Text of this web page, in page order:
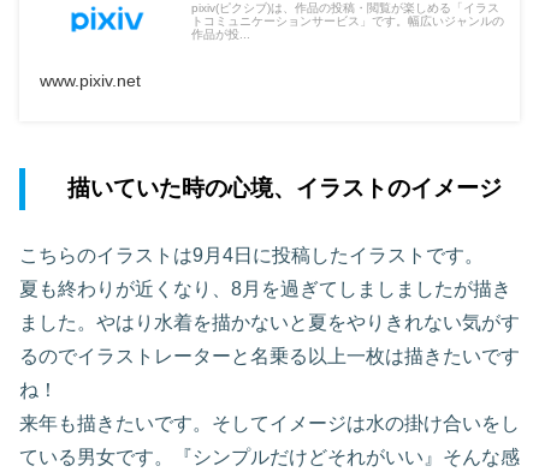
pixiv(ピクシブ)は、作品の投稿・閲覧が楽しめる「イラス
トコミュニケーションサービス」です。幅広いジャンルの
作品が投...
www.pixiv.net
描いていた時の心境、イラストのイメージ
こちらのイラストは9月4日に投稿したイラストです。
夏も終わりが近くなり、8月を過ぎてしましましたが描き
ました。やはり水着を描かないと夏をやりきれない気がす
るのでイラストレーターと名乗る以上一枚は描きたいです
ね！
来年も描きたいです。そしてイメージは水の掛け合いをし
ている男女です。『シンプルだけどそれがいい』そんな感